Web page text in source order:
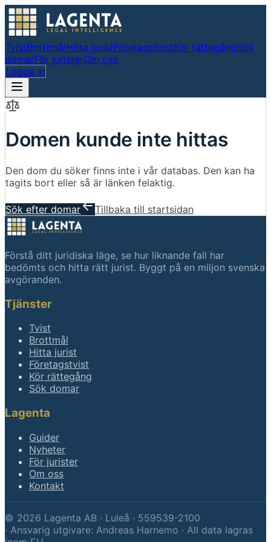
TvistBrottmålHitta juristFöretagstvistKör rättegångSök
domarFör juristerOm oss
Logga in
Domen kunde inte hittas
Den dom du söker finns inte i vår databas. Den kan ha
tagits bort eller så är länken felaktig.
Sök efter domar Tillbaka till startsidan
Förstå ditt juridiska läge, se hur liknande fall har
bedömts och hitta rätt jurist. Byggt på en miljon svenska
avgöranden.
Tjänster
Tvist
Brottmål
Hitta jurist
Företagstvist
Kör rättegång
Sök domar
Lagenta
Guider
Nyheter
För jurister
Om oss
Kontakt
© 2026 Lagenta AB · Luleå · 559539-2100
· Ansvarig utgivare: Andreas Harnemo · All data lagras